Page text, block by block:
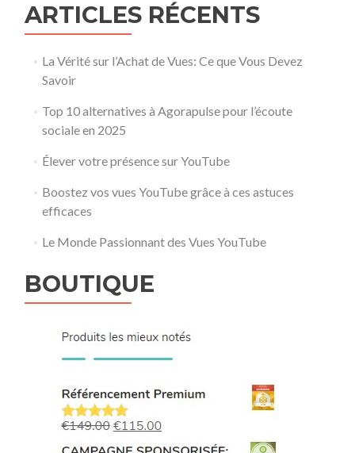
ARTICLES RÉCENTS
La Vérité sur l’Achat de Vues: Ce que Vous Devez
Savoir
Top 10 alternatives à Agorapulse pour l’écoute
sociale en 2025
Élever votre présence sur YouTube
Boostez vos vues YouTube grâce à ces astuces
efficaces
Le Monde Passionnant des Vues YouTube
BOUTIQUE